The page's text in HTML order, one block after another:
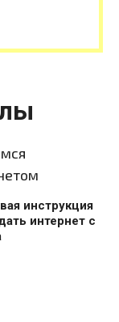
инструкция
интернет с